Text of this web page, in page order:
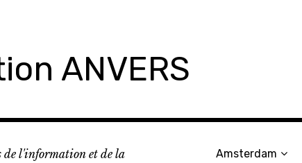
ANVERS
de l'information et de la
Amsterdam